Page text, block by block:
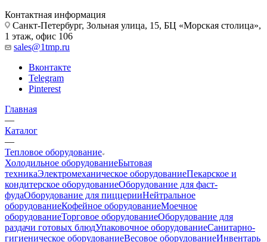
Контактная информация
Санкт-Петербург, Зольная улица, 15, БЦ «Морская столица»,
1 этаж, офис 106
sales@1tmp.ru
Вконтакте
Telegram
Pinterest
Главная
—
Каталог
—
Тепловое оборудование
Холодильное оборудованиеБытовая
техникаЭлектромеханическое оборудованиеПекарское и
кондитерское оборудованиеОборудование для фаст-
фудаОборудование для пиццерииНейтральное
оборудованиеКофейное оборудованиеМоечное
оборудованиеТорговое оборудованиеОборудование для
раздачи готовых блюдУпаковочное оборудованиеСанитарно-
гигиеническое оборудованиеВесовое оборудованиеИнвентарь